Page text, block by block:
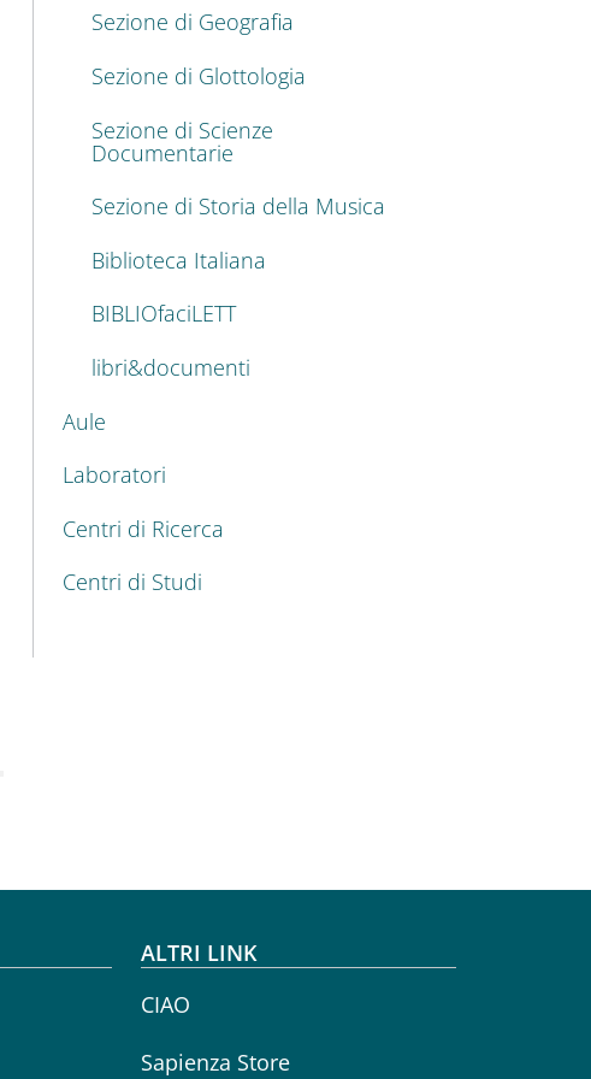
Sezione di Geografia
Sezione di Glottologia
Sezione di Scienze
Documentarie
Sezione di Storia della Musica
Biblioteca Italiana
BIBLIOfaciLETT
libri&documenti
Aule
Laboratori
Centri di Ricerca
Centri di Studi
ALTRI LINK
CIAO
Sapienza Store